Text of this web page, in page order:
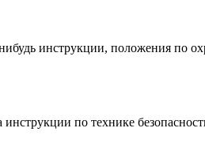
инструкции, положения по
по технике